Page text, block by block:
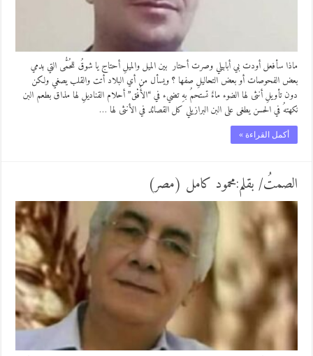
ماذا سأفعل أودت بي أبابيلي وصرت أحتار بين الميل والميلِ أحتاج يا شوقُ للحُمُّى التي بدمي
بعض الفحوصات أو بعض التحاليلِ صفها ؟ ويسأل من أي البلاد أتت والقلب يصغي ولكن
دون تأويلِ أنثى لها الضوء ماءٌ تستحمُ بهِ تضيء في “الأُفْق” أحلام القناديلِ لها مذاق بطعم البن
نكهتهُ في الحسن يطغى على البن البرازيلي كل القصائد في الأنثى لها …
أكمل القراءة »
الصمتُ/ بقلم:محمود كامل (مصر)